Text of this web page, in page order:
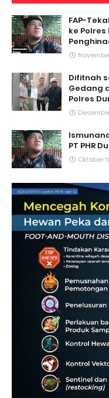
FAP-
ke
Difitnah
Gedang
Polres
PT PHR
Oktober